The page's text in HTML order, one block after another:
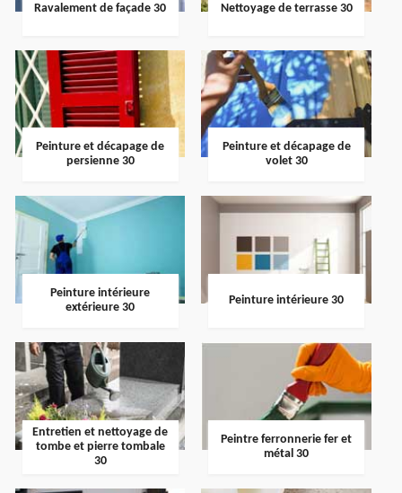
Ravalement de façade 30 Nettoyage de terrasse 30
Peinture et décapage de
persienne 30
Peinture et décapage de
volet 30
Peinture intérieure
extérieure 30
Peinture intérieure 30
Entretien et nettoyage de
tombe et pierre tombale
30
Peintre ferronnerie fer et
métal 30